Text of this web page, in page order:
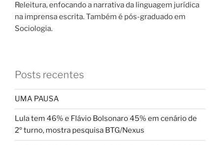
Releitura, enfocando a narrativa da linguagem jurídica
na imprensa escrita. Também é pós-graduado em
Sociologia.
Posts recentes
UMA PAUSA
Lula tem 46% e Flávio Bolsonaro 45% em cenário de
2º turno, mostra pesquisa BTG/Nexus